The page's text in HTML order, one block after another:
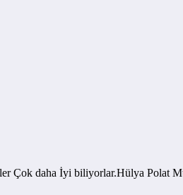
Çok daha İyi biliyorlar.Hülya Polat